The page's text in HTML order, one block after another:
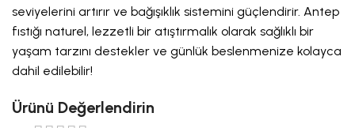
seviyelerini artırır ve bağışıklık sistemini güçlendirir. Antep
fıstığı naturel, lezzetli bir atıştırmalık olarak sağlıklı bir
yaşam tarzını destekler ve günlük beslenmenize kolayca
dahil edilebilir!
Ürünü Değerlendirin